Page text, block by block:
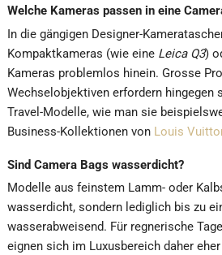
Welche Kameras passen in eine
In die gängigen Designer-
Kompaktkameras (wie eine Leica Q3)
Kameras problemlos hinein. Grosse
Wechselobjektiven erfordern hingegen
Travel-Modelle, wie man sie
Business-Kollektionen von Louis
Sind Camera Bags wasserdicht?
Modelle aus feinstem Lamm- oder
wasserdicht, sondern lediglich bis zu
wasserabweisend. Für regnerische
eignen sich im Luxusbereich daher